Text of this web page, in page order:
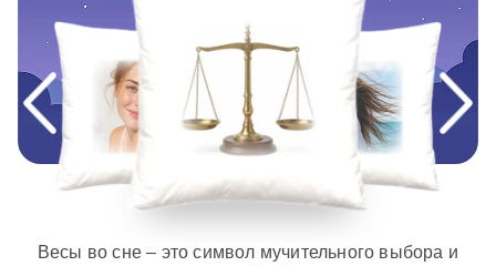
Весы во сне – это символ мучительного выбора и